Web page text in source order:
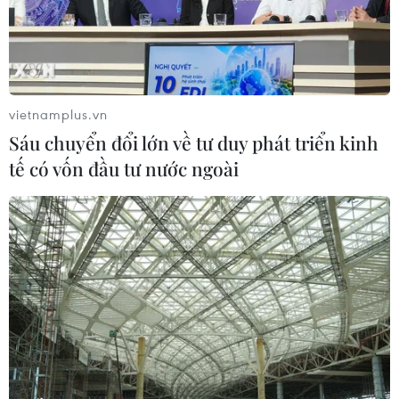
06/08/2026 04:12
Futsal Việt Nam bất bại sau trận hòa
khó tin trước chủ nhà Thái Lan
06/08/2026 02:38
Toàn cảnh ASEAN Cup: Thái
Lan "thắng như chẻ tre", thách thức
tuyển Việt Nam
05/08/2026 07:15
Nhận định Philippines vs
Thái Lan: Madam Pang treo thưởng
tiền tỷ, "Voi chiến" quyết thắng
vietnamplus.vn
Sáu chuyển đổi lớn về tư duy phát triển kinh
tế có vốn đầu tư nước ngoài